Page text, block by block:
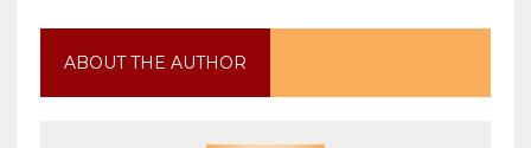
ABOUT THE AUTHOR